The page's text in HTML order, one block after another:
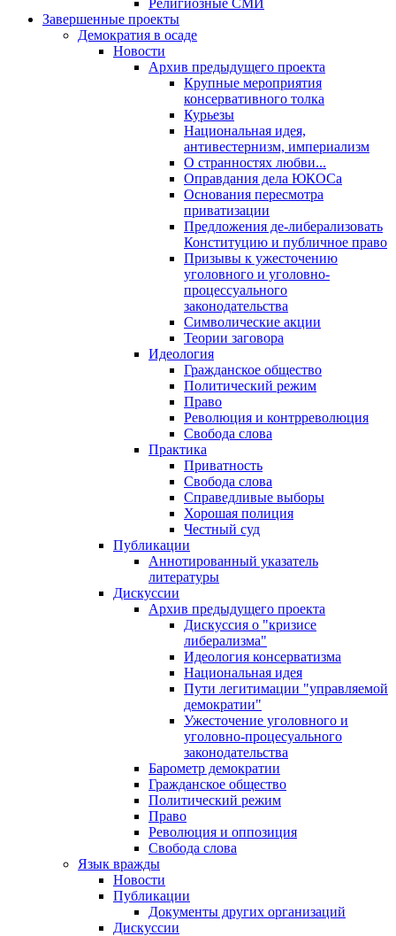
Религиозные СМИ
Завершенные проекты
Демократия в осаде
Новости
Архив предыдущего проекта
Крупные мероприятия
консервативного толка
Курьезы
Национальная идея,
антивестернизм, империализм
О странностях любви...
Оправдания дела ЮКОСа
Основания пересмотра
приватизации
Предложения де-либерализовать
Конституцию и публичное право
Призывы к ужесточению
уголовного и уголовно-
процессуального
законодательства
Символические акции
Теории заговора
Идеология
Гражданское общество
Политический режим
Право
Революция и контрреволюция
Свобода слова
Практика
Приватность
Свобода слова
Справедливые выборы
Хорошая полиция
Честный суд
Публикации
Аннотированный указатель
литературы
Дискуссии
Архив предыдущего проекта
Дискуссия о "кризисе
либерализма"
Идеология консерватизма
Национальная идея
Пути легитимации "управляемой
демократии"
Ужесточение уголовного и
уголовно-процесуального
законодательства
Барометр демократии
Гражданское общество
Политический режим
Право
Революция и оппозиция
Свобода слова
Язык вражды
Новости
Публикации
Документы других организаций
Дискуссии